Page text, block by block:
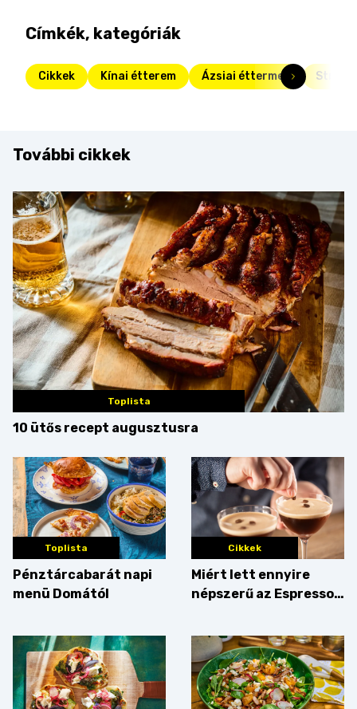
Címkék, kategóriák
Cikkek Kínai étterem Ázsiai éttermek Street
További cikkek
Toplista
10 ütős recept augusztusra
Toplista
Pénztárcabarát napi
menü Domától
Cikkek
Miért lett ennyire
népszerű az Espresso
érdemes enni mellé?